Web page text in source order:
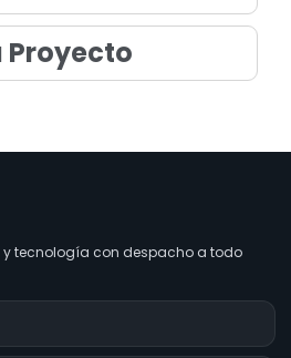
Proyecto
tecnología con despacho a todo